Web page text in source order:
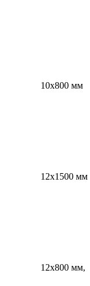
10х800 мм
12х1500 мм
12х800 мм,